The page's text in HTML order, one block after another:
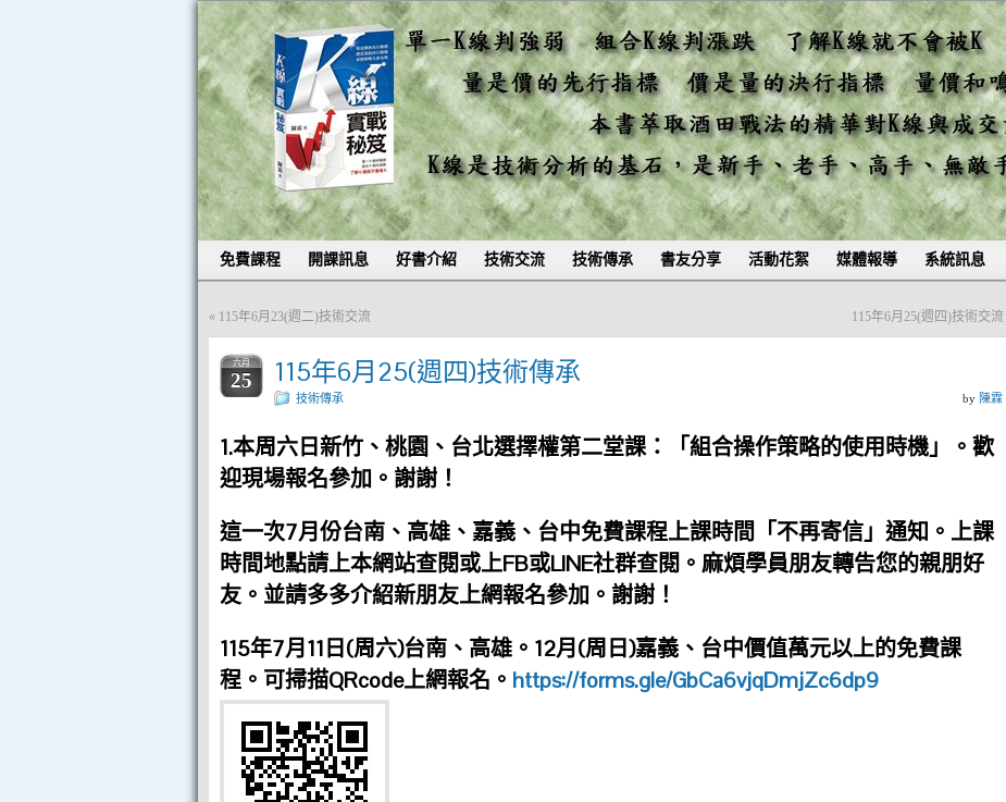
免費課程 開課訊息 好書介紹 技術交流 技術傳承 書友分享 活動花絮 媒體報導 系統訊息
« 115年6月23(週二)技術交流 115年6月25(週四)技術交流
六月
25 115年6月25(週四)技術傳承
技術傳承 by 陳霖
1.本周六日新竹、桃園、台北選擇權第二堂課：「組合操作策略的使用時機」。歡
迎現場報名參加。謝謝！
這一次7月份台南、高雄、嘉義、台中免費課程上課時間「不再寄信」通知。上課
時間地點請上本網站查閱或上FB或LINE社群查閱。麻煩學員朋友轉告您的親朋好
友。並請多多介紹新朋友上網報名參加。謝謝！
115年7月11日(周六)台南、高雄。12月(周日)嘉義、台中價值萬元以上的免費課
程。可掃描QRcode上網報名。 https://forms.gle/GbCa6vjqDmjZc6dp9